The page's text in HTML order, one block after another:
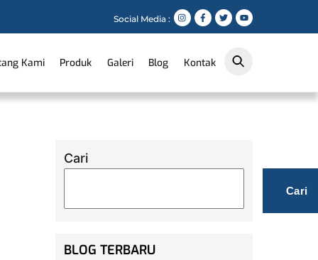
Social Media :
Kami Produk Galeri Blog Kontak
Cari
Cari
BLOG TERBARU